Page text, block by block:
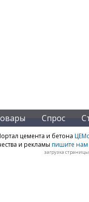
Спрос
цемента и бетона
и рекламы пишите нам
загрузка